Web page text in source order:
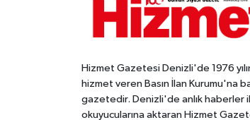
Hizmet Gazetesi Denizli'de 1976
hizmet veren Basın İlan Kurumu'na
gazetedir. Denizli'de anlık haberler
okuyucularına aktaran Hizmet